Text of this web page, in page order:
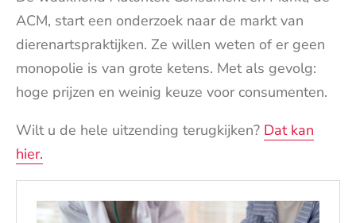
ACM, start een onderzoek naar de markt van
dierenartspraktijken. Ze willen weten of er geen
monopolie is van grote ketens. Met als gevolg:
hoge prijzen en weinig keuze voor consumenten.
Wilt u de hele uitzending terugkijken? Dat kan
hier.